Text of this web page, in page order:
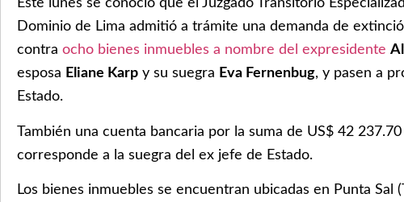
Este lunes se conoció que el Juzgado Transitorio
Dominio de Lima admitió a trámite una demanda de
contra ocho bienes inmuebles a nombre del expresidente
esposa Eliane Karp y su suegra Eva Fernenbug, y pasen a
Estado.
También una cuenta bancaria por la suma de US$ 42
corresponde a la suegra del ex jefe de Estado.
Los bienes inmuebles se encuentran ubicadas en Punta Sal